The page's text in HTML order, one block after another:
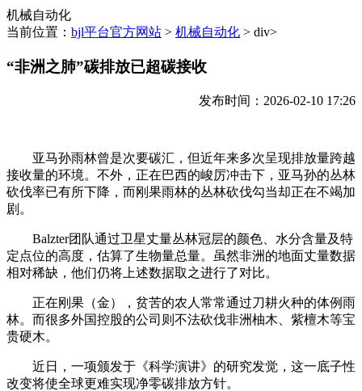
机械自动化
当前位置： bjl平台官方网站 > 机械自动化 > div>
“非洲之肺”碳排放已超碳接收
发布时间：2026-02-10 17:26
亚马孙雨林曾是次要碳汇，但近年来多次呈现排放量跨越
接收量的环境。不外，正在巴西的峻厉冲击下，亚马孙的丛林
砍伐率已有所下降，而刚果雨林的丛林砍伐勾当却正在不竭加
剧。
Balzter团队通过卫星丈量丛林冠层的颜色、水分含量及特
定点位的高度，估算了生物量总量。虽然非洲的地面丈量数据
相对稀缺，他们仍将上述数据取之进行了对比。
正在刚果（金），贫苦的农人常常通过刀耕火种的体例雨
林。而很多外国控股的公司则不法砍伐非洲柚木、紫檀木等宝
贵硬木。
近日，一项颁发于《科学演讲》的研究发觉，这一底子性
改变将使全球更难实现净零碳排放方针。